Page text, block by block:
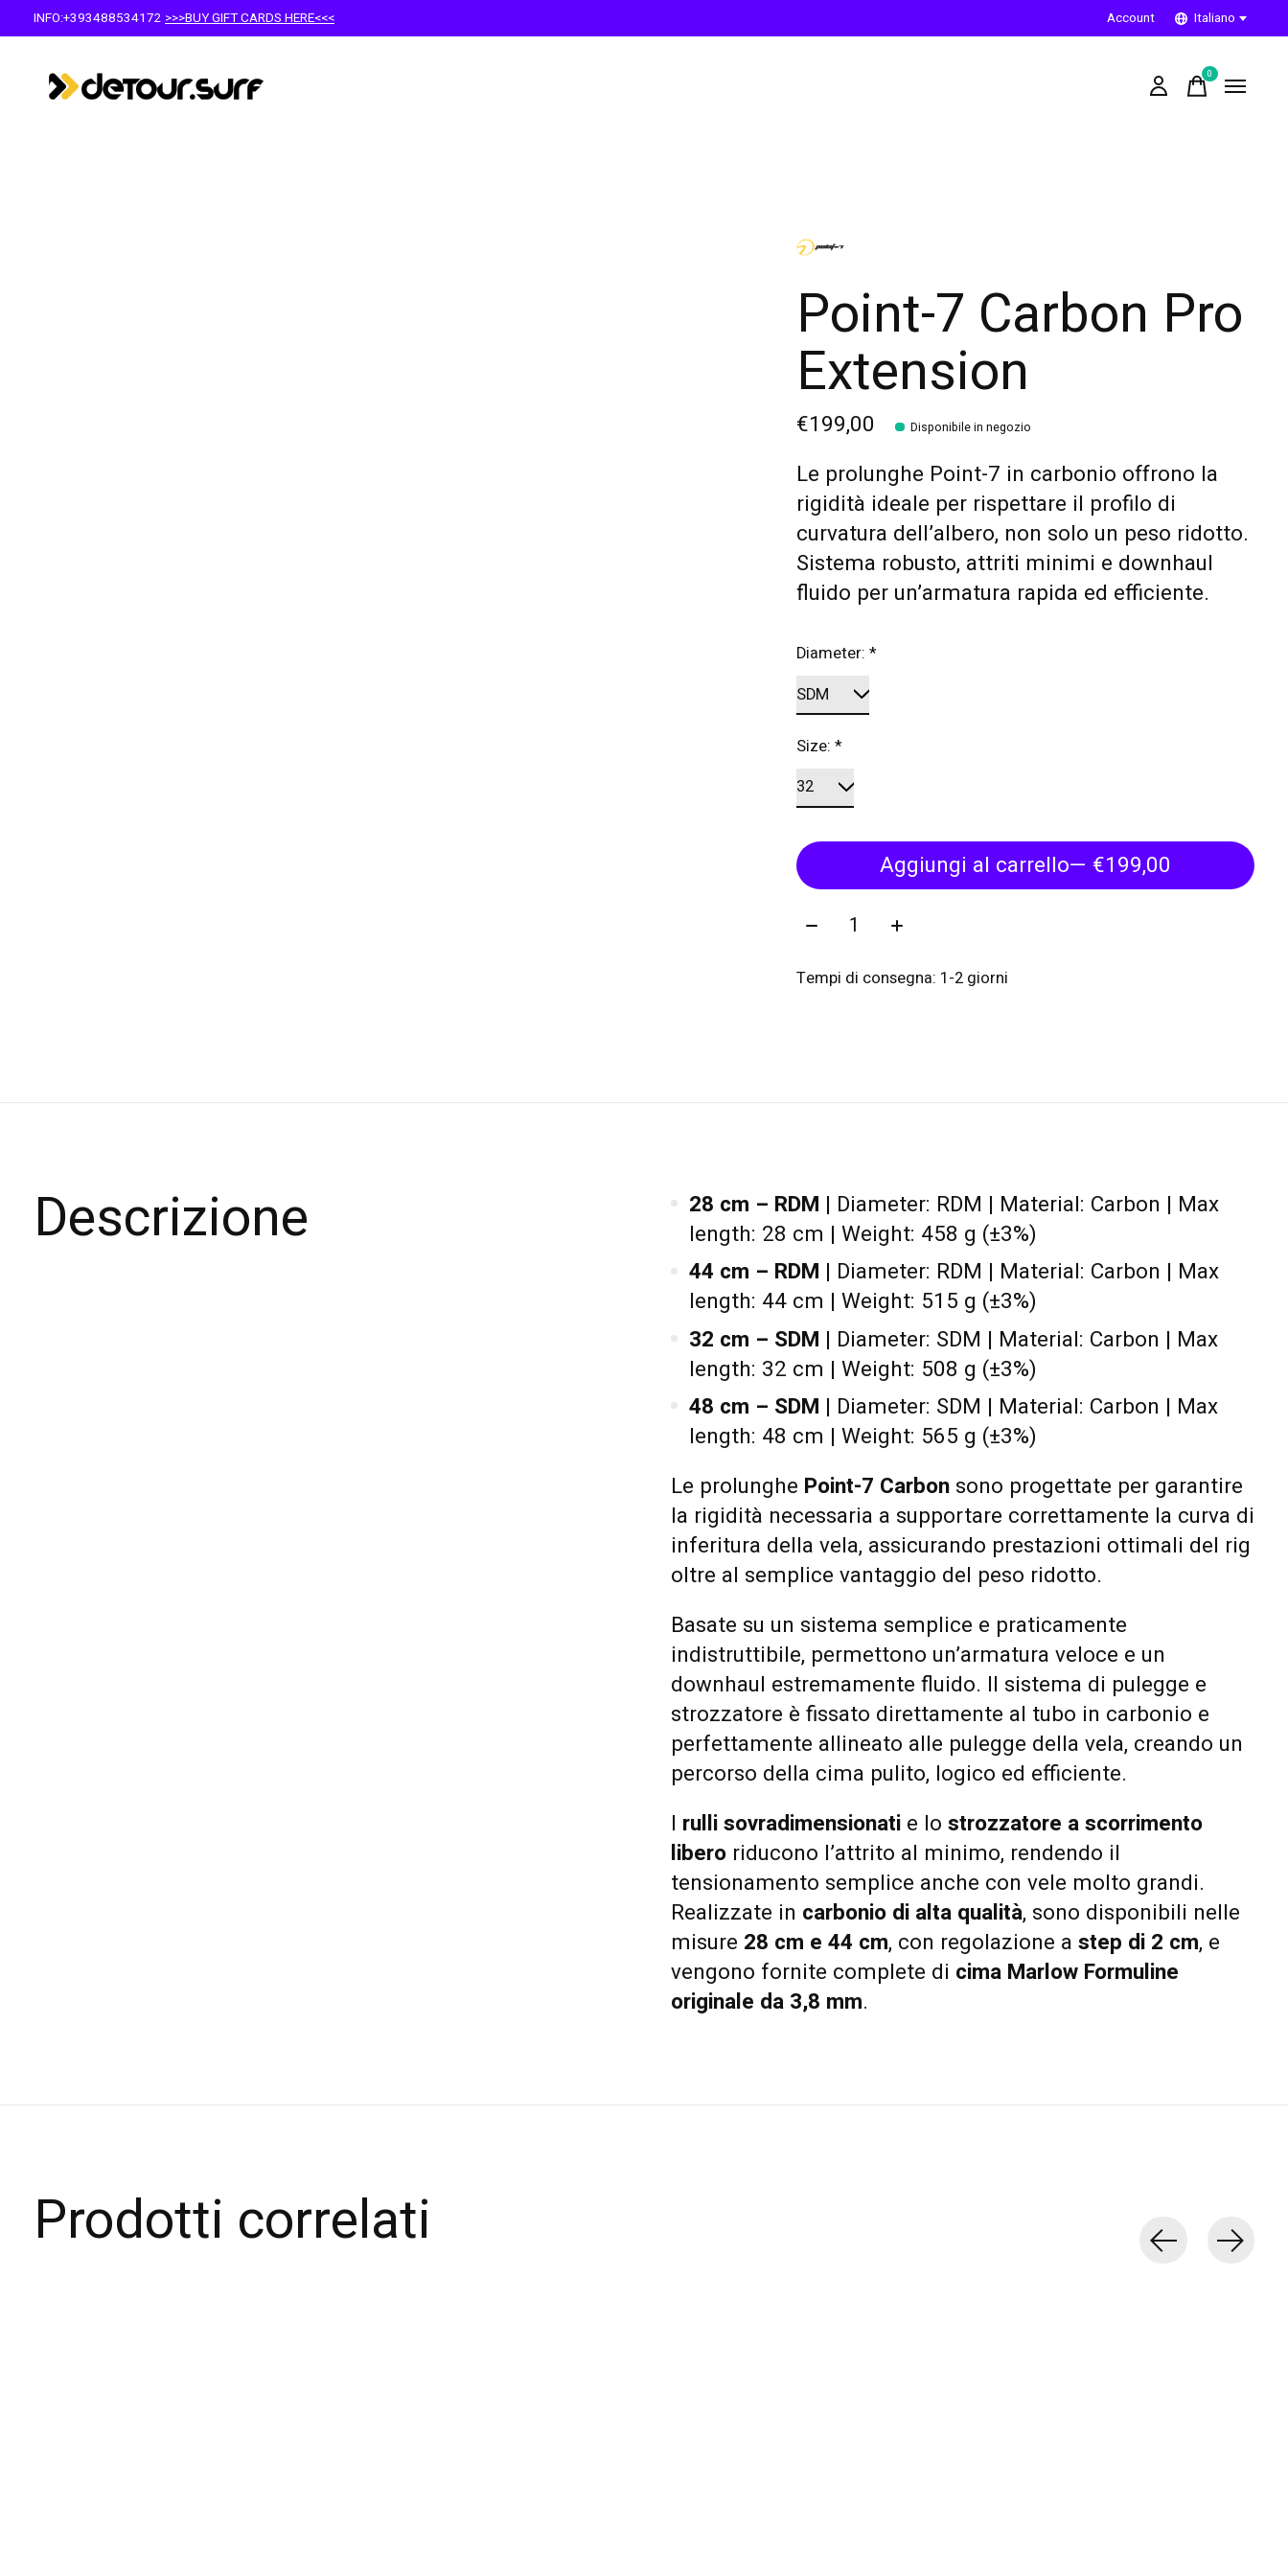
INFO:+393488534172 >>>BUY GIFT CARDS HERE<<< Account Italiano
0items
Point-7 Carbon Pro
Extension
€199,00 Disponibile in negozio
Le prolunghe Point-7 in carbonio offrono la
rigidità ideale per rispettare il profilo di
curvatura dell’albero, non solo un peso ridotto.
Sistema robusto, attriti minimi e downhaul
fluido per un’armatura rapida ed efficiente.
Diameter:*
Size:*
Aggiungi al carrello
— €199,00
Quantità:
Tempi di consegna: 1-2 giorni
Descrizione 28 cm – RDM | Diameter: RDM | Material: Carbon | Max
length: 28 cm | Weight: 458 g (±3%)
44 cm – RDM | Diameter: RDM | Material: Carbon | Max
length: 44 cm | Weight: 515 g (±3%)
32 cm – SDM | Diameter: SDM | Material: Carbon | Max
length: 32 cm | Weight: 508 g (±3%)
48 cm – SDM | Diameter: SDM | Material: Carbon | Max
length: 48 cm | Weight: 565 g (±3%)
Le prolunghe Point-7 Carbonsono progettate per garantire
la rigidità necessaria a supportare correttamente la curva di
inferitura della vela, assicurando prestazioni ottimali del rig
oltre al semplice vantaggio del peso ridotto.
Basate su un sistema semplice e praticamente
indistruttibile, permettono un’armatura veloce e un
downhaul estremamente fluido. Il sistema di pulegge e
strozzatore è fissato direttamente al tubo in carbonio e
perfettamente allineato alle pulegge della vela, creando un
percorso della cima pulito, logico ed efficiente.
I rulli sovradimensionatie lo strozzatore a scorrimento
liberoriducono l’attrito al minimo, rendendo il
tensionamento semplice anche con vele molto grandi.
Realizzate in carbonio di alta qualità, sono disponibili nelle
misure 28 cm e 44 cm, con regolazione a step di 2 cm, e
vengono fornite complete di cima Marlow Formuline
originale da 3,8 mm.
Prodotti correlati